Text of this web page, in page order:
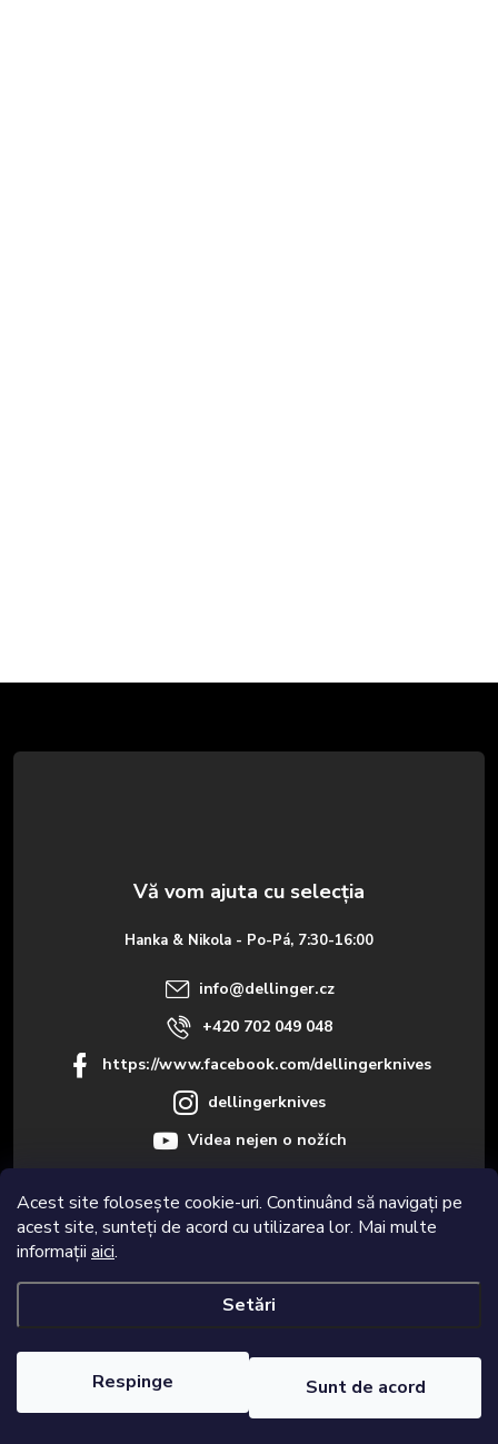
Acest site folosește cookie-uri. Continuând să navigați pe
acest site, sunteți de acord cu utilizarea lor. Mai multe
informații aici.
Setări
Respinge Sunt de acord
u
Informace pro vás
Hanka & Nikola - Po-Pá, 7:30-16:00
info@dellinger.cz
+420 702 049 048
https://www.facebook.com/dellingerknives
dellingerknives
Videa nejen o nožích
Creat de Shoptet Premium
foarte ascuțite. Toate drepturile rezervate.